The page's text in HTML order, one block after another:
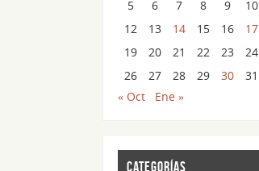
5
6 7 8 9 10
12
13 14 15 16 17
19
20 21 22 23 24
26
27 28 29 30
31
« Oct
Ene »
CATEGORÍAS